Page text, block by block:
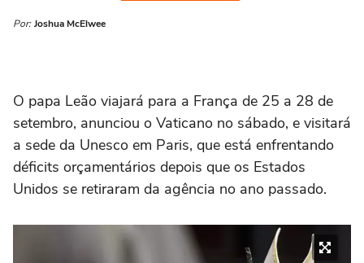
Por: Joshua McElwee
‌O papa Leão viajará para a França de 25 a 28 de
setembro, anunciou o Vaticano no sábado, e visitará
a sede da Unesco em Paris, que está enfrentando
déficits orçamentários depois que os Estados
Unidos se retiraram ⁠da agência no ano passado.